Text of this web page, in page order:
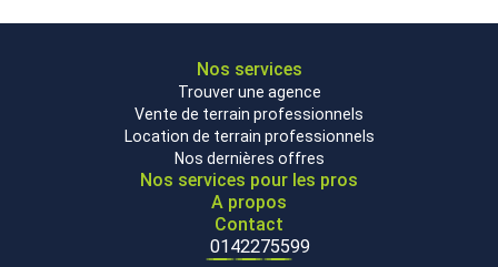
Nos services
Trouver une agence
Vente de terrain professionnels
Location de terrain professionnels
Nos dernières offres
Nos services pour les pros
A propos
Contact
0142275599